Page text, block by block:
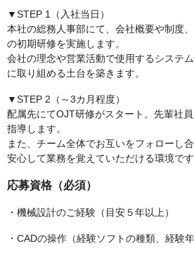
▼STEP 1（入社当日）
本社の総務人事部にて、会社概要や制度
の初期研修を実施します。
会社の理念や営業活動で使用するシステ
に取り組める土台を築きます。
▼STEP 2（～3カ月程度）
配属先にてOJT研修がスタート。先輩社
指導します。
また、チーム全体でお互いをフォローし
安心して業務を覚えていただける環境です
応募資格（必須）
・機械設計のご経験（目安５年以上）
・CADの操作（経験ソフトの種類、経験